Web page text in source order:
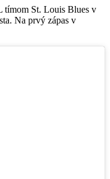
St. Louis Blues v
Na prvý zápas v